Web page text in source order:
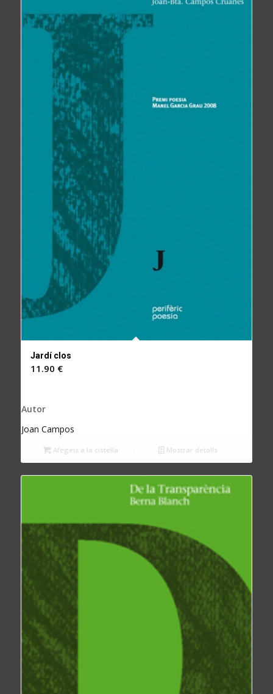
Jardí clos
11.90 €
Autor
Joan Campos
Afegeix a la cistella Mostrar detalls